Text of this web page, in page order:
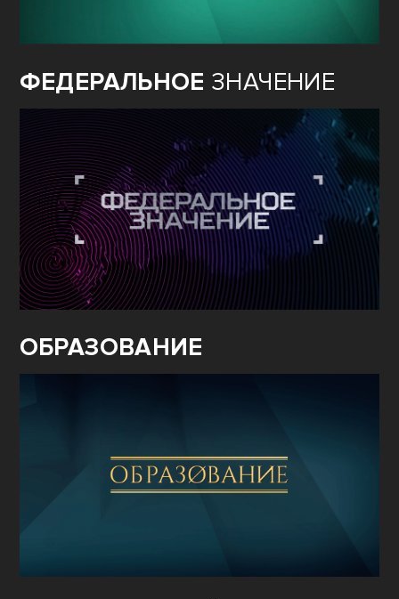
ФЕДЕРАЛЬНОЕ ЗНАЧЕНИЕ
ОБРАЗОВАНИЕ